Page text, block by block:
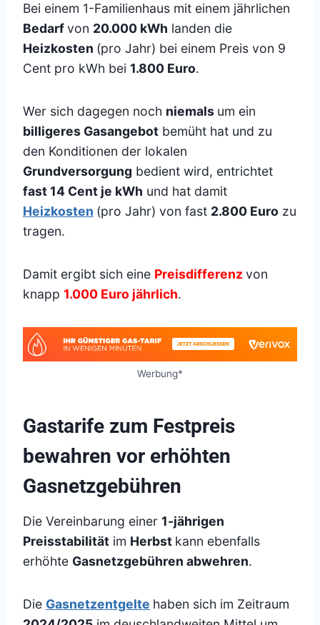
Bei einem 1-Familienhaus mit einem jährlichen
Bedarfvon 20.000 kWh landen die
Heizkosten (pro Jahr) bei einem Preis von 9
Cent pro kWh bei 1.800 Euro.
Wer sich dagegen noch niemals um ein
billigeres Gasangebot bemüht hat und zu
den Konditionen der lokalen
Grundversorgung bedient wird, entrichtet
fast 14 Cent je kWh und hat damit
Heizkosten (pro Jahr) von fast 2.800 Euro zu
tragen.
Damit ergibt sich eine Preisdifferenz von
knapp 1.000 Euro jährlich.
Werbung*
Gastarife zum Festpreis
bewahren vor erhöhten
Gasnetzgebühren
Die Vereinbarung einer 1-jährigen
Preisstabilität im Herbst kann ebenfalls
erhöhte Gasnetzgebühren abwehren.
Die Gasnetzentgelte haben sich im Zeitraum